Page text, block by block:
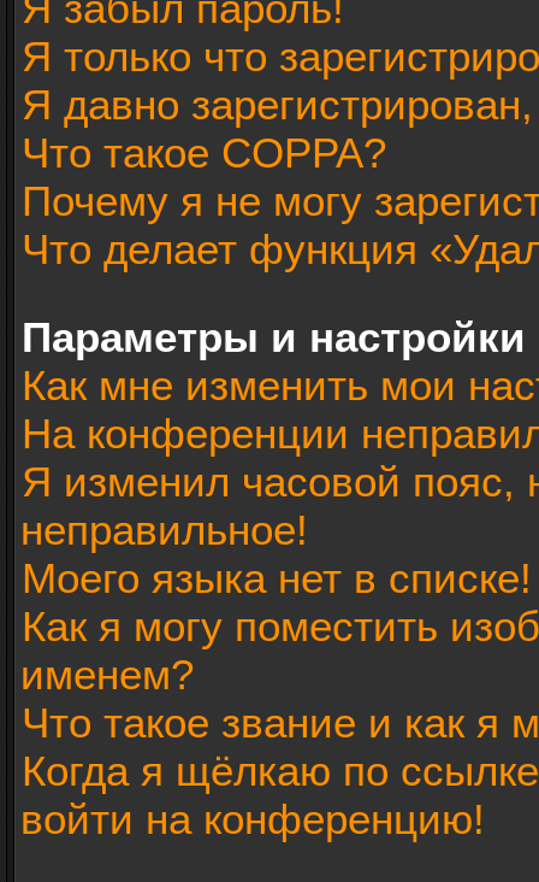
Я только что
Я давно
Что такое COPPA?
Почему я не могу
Что делает функция
Параметры и настройки
Как мне изменить мои
На конференции
Я изменил часовой пояс,
неправильное!
Моего языка нет в списке!
Как я могу поместить
именем?
Что такое звание и как я
Когда я щёлкаю по
войти на конференцию!